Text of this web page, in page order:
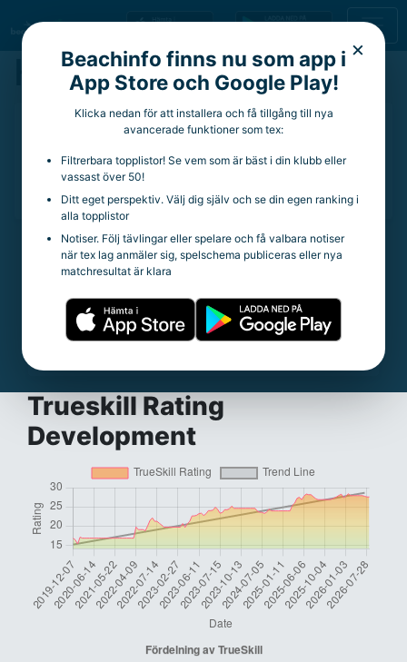
×
Beachinfo finns nu som app i
App Store och Google Play!
Klicka nedan för att installera och få tillgång till nya
avancerade funktioner som tex:
Filtrerbara topplistor! Se vem som är bäst i din klubb eller
vassast över 50!
Ditt eget perspektiv. Välj dig själv och se din egen ranking i
alla topplistor
Notiser. Följ tävlingar eller spelare och få valbara notiser
när tex lag anmäler sig, spelschema publiceras eller nya
matchresultat är klara
Hosod Bolor
Aktuella rankingpoäng:
Totala rankingpoäng:164
Statistik
Trueskill Rating:27.56
Spelade matcher:78
Vinstprocent:55.13%
Trueskill Rating
Development